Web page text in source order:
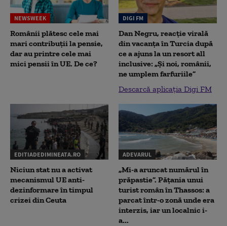
NEWSWEEK
Românii plătesc cele mai
mari contribuții la pensie,
dar au printre cele mai
mici pensii în UE. De ce?
DIGI FM
Dan Negru, reacție virală
din vacanța în Turcia după
ce a ajuns la un resort all
inclusive: „Și noi, românii,
ne umplem farfuriile”
Descarcă aplicația Digi FM
EDITIADEDIMINEATA.RO
Niciun stat nu a activat
mecanismul UE anti-
dezinformare în timpul
crizei din Ceuta
ADEVARUL
„Mi-a aruncat numărul în
prăpastie”. Pățania unui
turist român în Thassos: a
parcat într-o zonă unde era
interzis, iar un localnic i-
a...